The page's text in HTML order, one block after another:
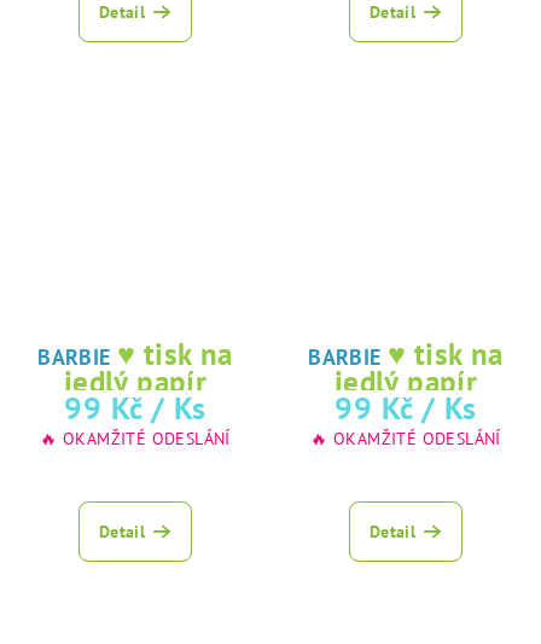
Detail Detail
BARBIE ♥ tisk na
jedlý papír
99 Kč / Ks
🔥 OKAMŽITÉ ODESLÁNÍ
Detail
BARBIE ♥ tisk na
jedlý papír
99 Kč / Ks
🔥 OKAMŽITÉ ODESLÁNÍ
hodnocení
produktu
Detail